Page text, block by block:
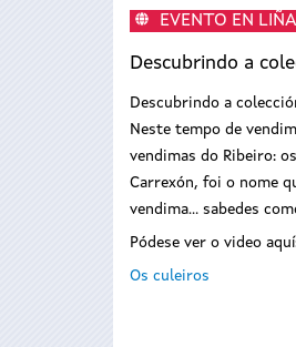
EVENTO EN LIÑA
Descubrindo a
Descubrindo a
Neste tempo de
vendimas do Ribeiro:
Carrexón, foi o nome
vendima… sabedes
Pódese ver o video
Os culeiros